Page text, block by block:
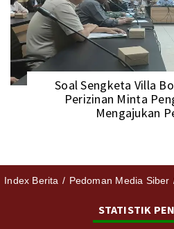
Soal Sengketa Villa
Perizinan Minta
Mengajukan
Index Berita Pedoman Media Siber
STATISTIK